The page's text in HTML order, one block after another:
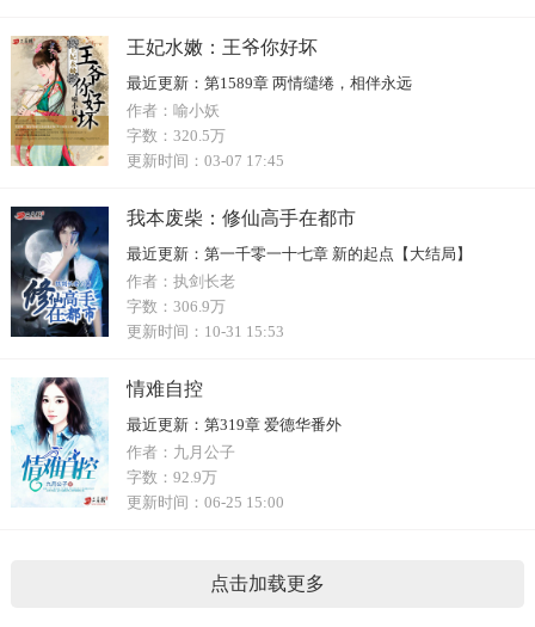
王妃水嫩：王爷你好坏
最近更新： 第1589章 两情缱绻，相伴永远
作者： 喻小妖
字数： 320.5万
更新时间： 03-07 17:45
我本废柴：修仙高手在都市
最近更新： 第一千零一十七章 新的起点【大结局】
作者： 执剑长老
字数： 306.9万
更新时间： 10-31 15:53
情难自控
最近更新： 第319章 爱德华番外
作者： 九月公子
字数： 92.9万
更新时间： 06-25 15:00
点击加载更多